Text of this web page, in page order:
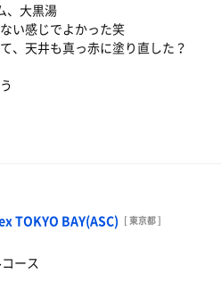
、大黒湯
い感じでよかった笑
、天井も真っ赤に塗り直した？
TOKYO BAY(ASC) [ 東京都 ]
ース